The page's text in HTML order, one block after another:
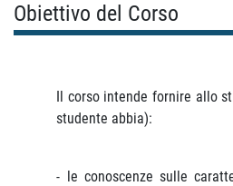
Obiettivo del Corso
Il corso intende fornire allo
studente abbia):
- le conoscenze sulle